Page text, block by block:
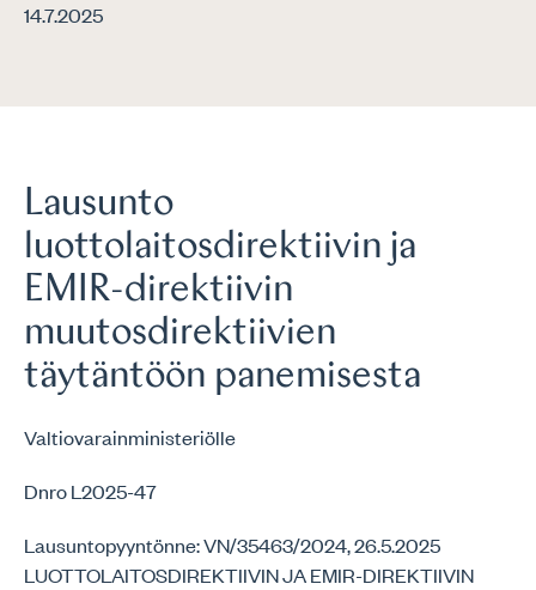
14.7.2025
Lausunto
luottolaitosdirektiivin ja
EMIR-direktiivin
muutosdirektiivien
täytäntöön panemisesta
Valtiovarainministeriölle
Dnro L2025-47
Lausuntopyyntönne: VN/35463/2024, 26.5.2025
LUOTTOLAITOSDIREKTIIVIN JA EMIR-DIREKTIIVIN